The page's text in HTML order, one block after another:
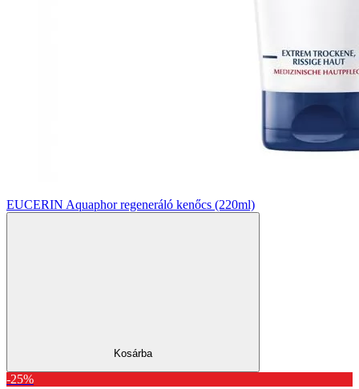
EUCERIN Aquaphor regeneráló kenőcs (220ml)
Kosárba
-25%